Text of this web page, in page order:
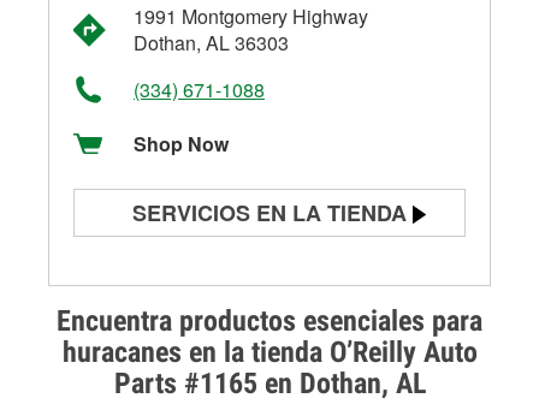
Encuentra productos esenciales para
huracanes en la tienda O’Reilly Auto
Parts #1165 en Dothan, AL
1991 Montgomery Highway
Dothan, AL 36303
(334) 671-1088
Shop Now
SERVICIOS EN LA TIENDA
Prueba de alternadores y
arrancadores
Revisión de la luz "Check Engine"